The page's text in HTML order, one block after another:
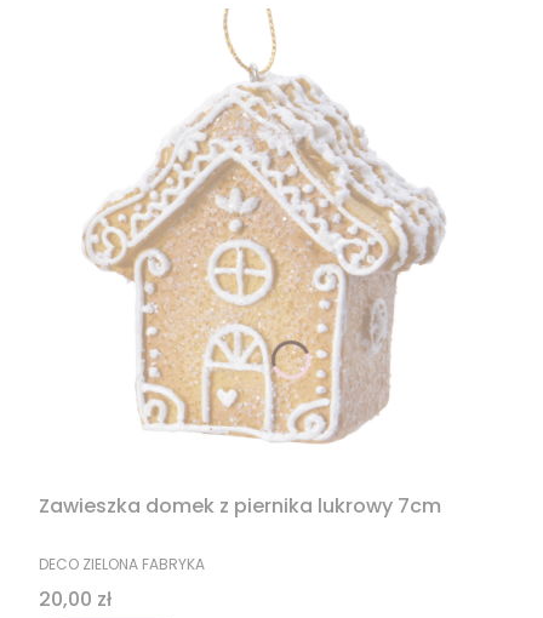
Zawieszka domek z piernika lukrowy 7cm
PRODUCENT
DECO ZIELONA FABRYKA
Cena
20,00 zł